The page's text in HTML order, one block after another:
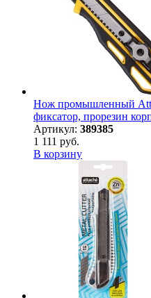
Нож промышленный
фиксатор, прорезин
Артикул: 389385
1 111 руб.
В корзину